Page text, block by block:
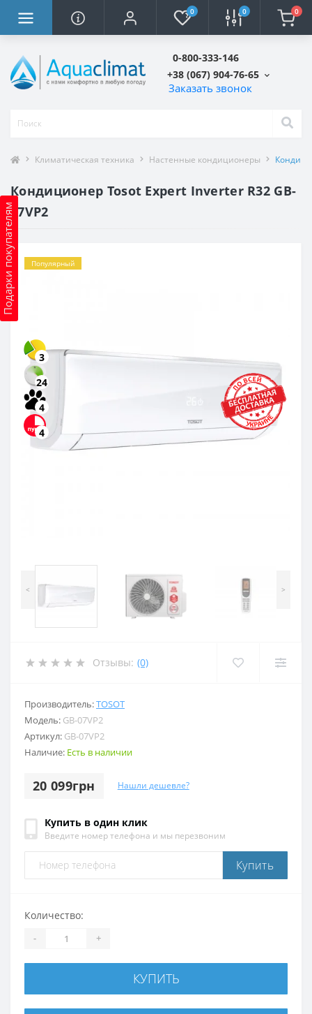
0 0 0
0-800-333-146
+38 (067) 904-76-65
Заказать звонок
Подарки покупателям
Климатическая техника Настенные кондиционеры
Кондиционер Tosot Expert Inverter R32 GB-
07VP2
Популярный
3
24
4
4
< >
Отзывы: (0)
Производитель:TOSOT
Модель: GB-07VP2
Артикул: GB-07VP2
Наличие: Есть в наличии
20 099грн Нашли дешевле?
Купить в один клик
Введите номер телефона и мы перезвоним
Купить
Количество:
- +
КУПИТЬ